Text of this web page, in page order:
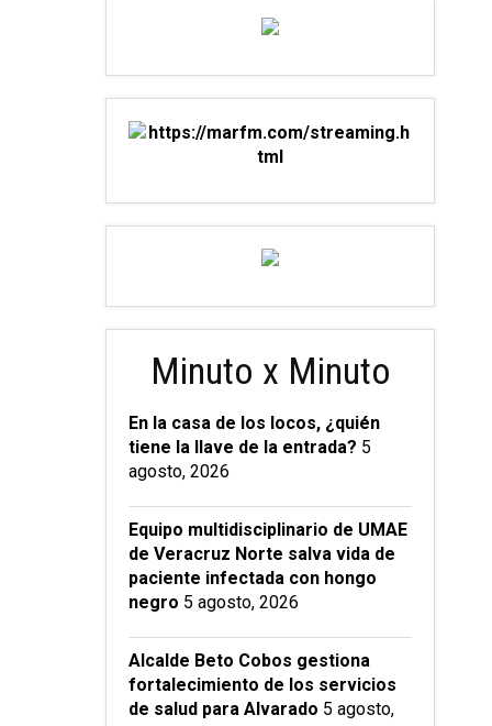
Minuto x Minuto
En la casa de los locos, ¿quién
tiene la llave de la entrada? 5
agosto, 2026
Equipo multidisciplinario de UMAE
de Veracruz Norte salva vida de
paciente infectada con hongo
negro 5 agosto, 2026
Alcalde Beto Cobos gestiona
fortalecimiento de los servicios
de salud para Alvarado 5 agosto,